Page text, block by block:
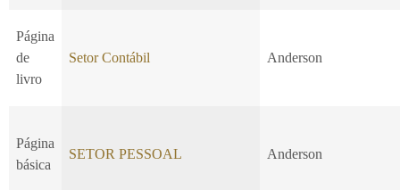
Página
de
livro
Setor Contábil Anderson
Página
básica
SETOR PESSOAL Anderson